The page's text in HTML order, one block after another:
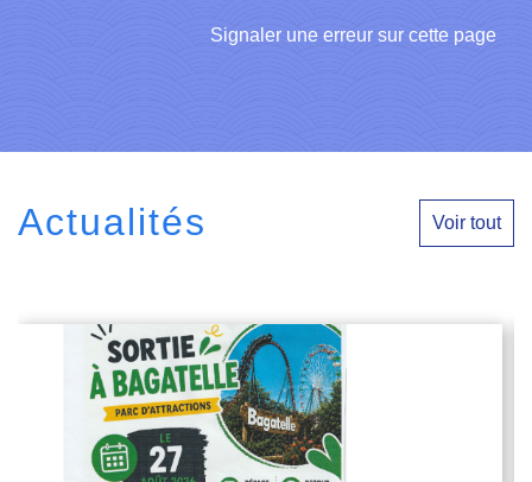
Signaler une erreur sur cette page
Actualités Voir tout